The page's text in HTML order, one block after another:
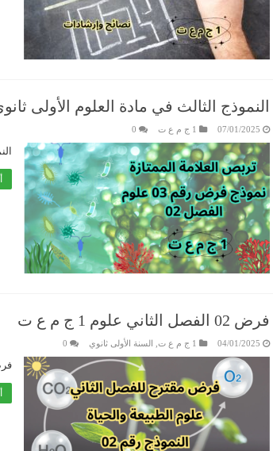
النموذج الثالث في مادة العلوم الأولى
07/01/2025 1 ج م ع ت 0
فرض 02 الفصل الثاني علوم 1 ج م ع ت
04/01/2025 1 ج م ع ت السنة الأولى ثانوي 0